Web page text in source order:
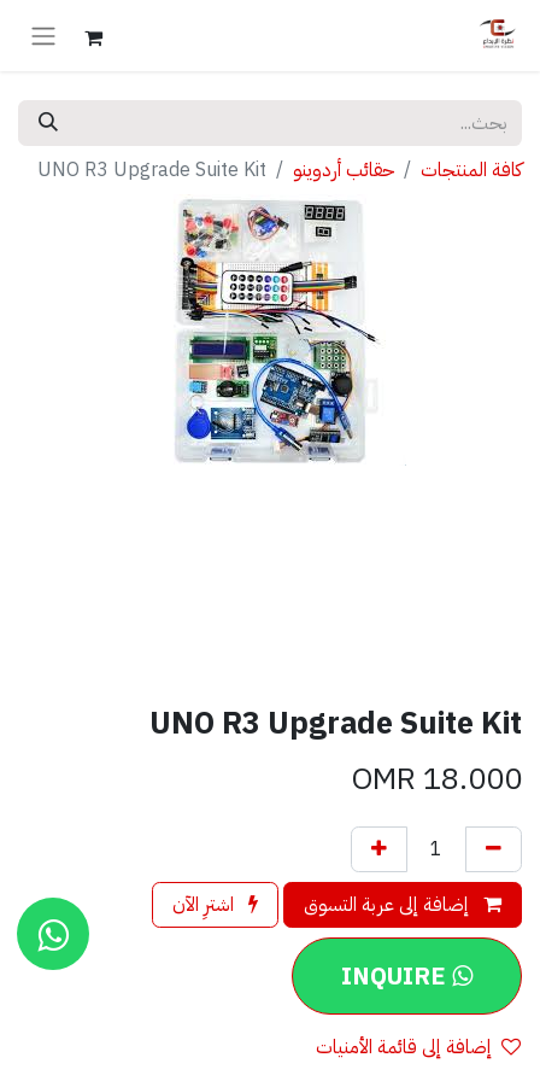
كافة المنتجات حقائب أردوينو UNO R3 Upgrade Suite Kit
UNO R3 Upgrade Suite Kit
18.000
إضافة إلى عربة التسوق اشترِ الآن
INQUIRE
إضافة إلى قائمة الأمنيات